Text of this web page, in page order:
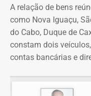
*Com informações do
A relação de bens
como Nova Iguaçu,
do Cabo, Duque de
constam dois
contas bancárias e